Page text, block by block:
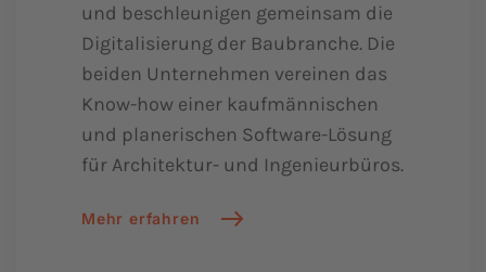
und beschleunigen gemeinsam die
Digitalisierung der Baubranche. Die
beiden Unternehmen vereinen das
Know-how einer kaufmännischen
und planerischen Software-Lösung
für Architektur- und Ingenieurbüros.
Mehr erfahren